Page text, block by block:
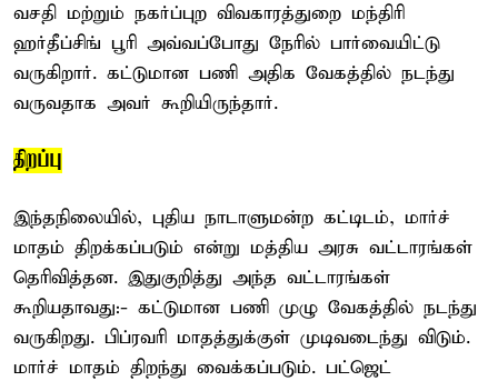
வசதி மற்றும் நகர்ப்புற விவகாரத்துறை மந்திரி
ஹர்தீப்சிங் பூரி அவ்வப்போது நேரில் பார்வையிட்டு
வருகிறார். கட்டுமான பணி அதிக வேகத்தில் நடந்து
வருவதாக அவர் கூறியிருந்தார்.
திறப்பு
இந்தநிலையில், புதிய நாடாளுமன்ற கட்டிடம், மார்ச்
மாதம் திறக்கப்படும் என்று மத்திய அரசு வட்டாரங்கள்
தெரிவித்தன. இதுகுறித்து அந்த வட்டாரங்கள்
கூறியதாவது:- கட்டுமான பணி முழு வேகத்தில் நடந்து
வருகிறது. பிப்ரவரி மாதத்துக்குள் முடிவடைந்து விடும்.
மார்ச் மாதம் திறந்து வைக்கப்படும். பட்ஜெட்